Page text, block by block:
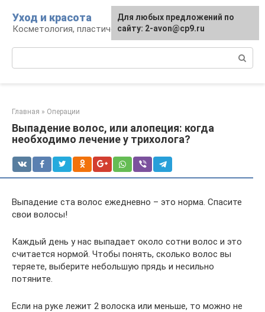
контенту
Уход и красота
Косметология, пластическая хирургия, уход
Главная » Операции
Выпадение волос, или алопеция: когда
необходимо лечение у трихолога?
Выпадение ста волос ежедневно – это норма. Спасите
свои волосы!
Каждый день у нас выпадает около сотни волос и это
считается нормой. Чтобы понять, сколько волос вы
теряете, выберите небольшую прядь и несильно
потяните.
Если на руке лежит 2 волоска или меньше, то можно не
Для любых предложений по
сайту: 2-avon@cp9.ru